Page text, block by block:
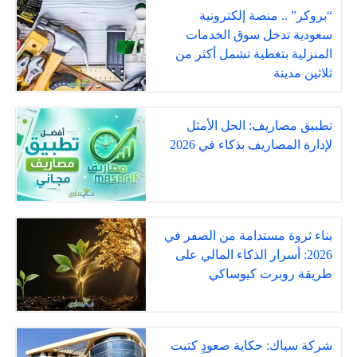
“بروكر” .. منصة إلكترونية
سعودية تدخل سوق الخدمات
المنزلية بتغطية تشمل أكثر من
ثلاثين مدينة
تطبيق مصاريف: الحل الأمثل
لإدارة المصاريف بذكاء في 2026
بناء ثروة مستدامة من الصفر في
2026: أسرار الذكاء المالي على
طريقة روبرت كيوساكي
شركة سياك: حكاية صعودٍ كتبت